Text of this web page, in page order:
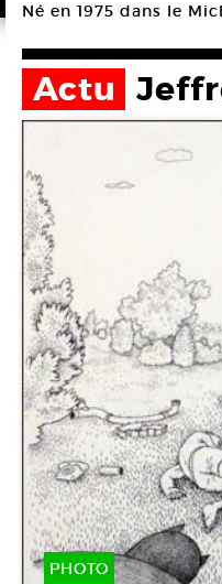
Né en 1975 dans le
Actu
PHOTO